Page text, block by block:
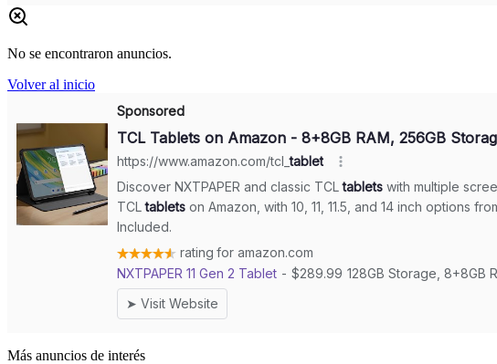
No se encontraron anuncios.
Volver al inicio
Más anuncios de interés